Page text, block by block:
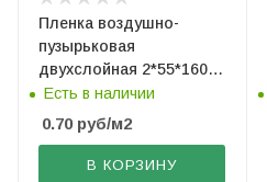
Пленка воздушно-
пузырьковая
двухслойная 2*55*160
(рез. по 80 см)
Есть в наличии
0.70 руб/м2
В КОРЗИНУ